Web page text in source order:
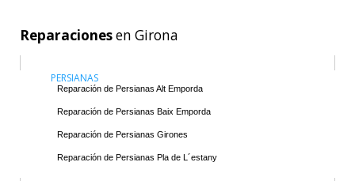
Reparacionesen Girona
PERSIANAS
Reparación de Persianas Alt Emporda
Reparación de Persianas Baix Emporda
Reparación de Persianas Girones
Reparación de Persianas Pla de L´estany